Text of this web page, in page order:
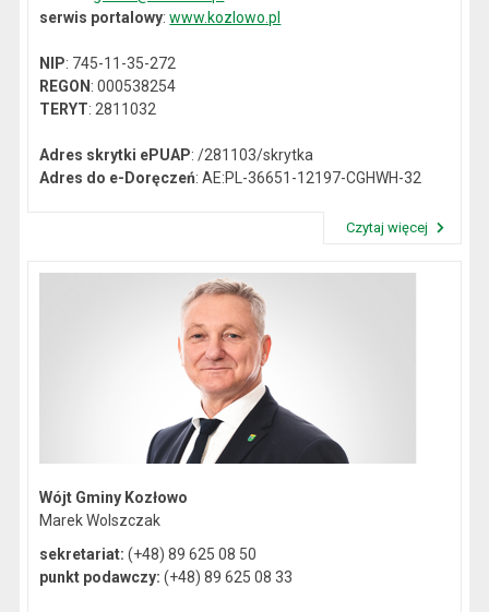
serwis portalowy:www.kozlowo.pl
NIP: 745-11-35-272
REGON: 000538254
TERYT: 2811032
Adres skrytki ePUAP: /281103/skrytka
Adres do e-Doręczeń: AE:PL-36651-12197-CGHWH-32
Czytaj więcej
Wójt Gminy Kozłowo
Marek Wolszczak
sekretariat: (+48) 89 625 08 50
punkt podawczy: (+48) 89 625 08 33